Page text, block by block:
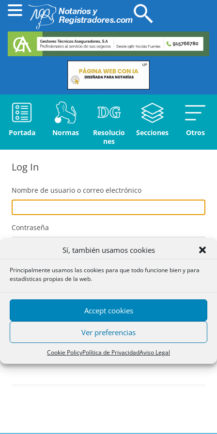
Sí, también usamos cookies
Principalmente usamos las cookies para que todo funcione bien y para
estadísticas propias de la web.
Accept cookies
Ver preferencias
Cookie PolicyPolítica de PrivacidadAviso Legal
Portada Normas
Resolucio
nes
Secciones Otros
Log In
Nombre de usuario o correo electrónico
Contraseña
Acceder
Registro
¿Has olvidado tu contraseña?